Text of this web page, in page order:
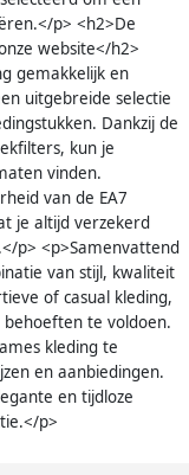
p> <h2>De
website</h2>
gemakkelijk en
uitgebreide selectie
Dankzij de
kun je
vinden.
van de EA7
je altijd verzekerd
p> <p>Samenvattend
van stijl, kwaliteit
of casual kleding,
te voldoen.
kleding te
en aanbiedingen.
en tijdloze
p>